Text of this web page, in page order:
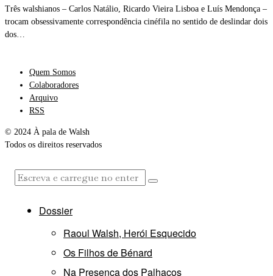
Três walshianos – Carlos Natálio, Ricardo Vieira Lisboa e Luís Mendonça –
trocam obsessivamente correspondência cinéfila no sentido de deslindar dois
dos…
Quem Somos
Colaboradores
Arquivo
RSS
© 2024 À pala de Walsh
Todos os direitos reservados
Dossier
Raoul Walsh, Herói Esquecido
Os Filhos de Bénard
Na Presença dos Palhaços